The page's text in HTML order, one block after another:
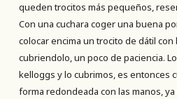
queden trocitos más pequeños,
Con una cuchara coger una buena
colocar encima un trocito de dátil
cubriendolo, un poco de paciencia.
kelloggs y lo cubrimos, es entonces
forma redondeada con las manos,